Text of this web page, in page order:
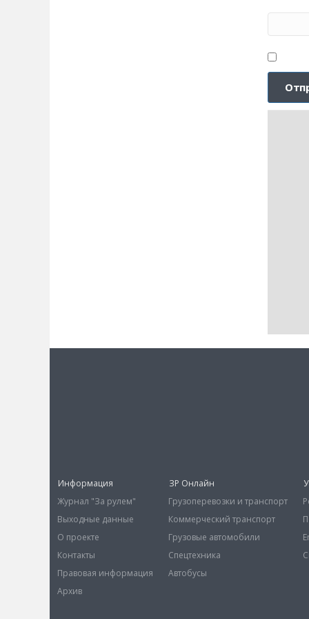
Информация
Журнал "За рулем"
Выходные данные
О проекте
Контакты
Правовая информация
Архив
ЗР Онлайн
Грузоперевозки и транспорт
Коммерческий транспорт
Грузовые автомобили
Спецтехника
Автобусы